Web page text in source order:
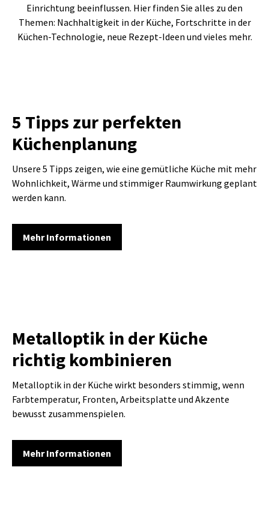
Einrichtung beeinflussen. Hier finden Sie alles zu den
Themen: Nachhaltigkeit in der Küche, Fortschritte in der
Küchen-Technologie, neue Rezept-Ideen und vieles mehr.
5 Tipps zur perfekten
Küchenplanung
Unsere 5 Tipps zeigen, wie eine gemütliche Küche mit mehr
Wohnlichkeit, Wärme und stimmiger Raumwirkung geplant
werden kann.
Mehr Informationen
Metalloptik in der Küche
richtig kombinieren
Metalloptik in der Küche wirkt besonders stimmig, wenn
Farbtemperatur, Fronten, Arbeitsplatte und Akzente
bewusst zusammenspielen.
Mehr Informationen